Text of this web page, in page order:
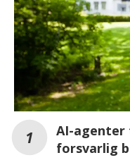
AI-
forsvarlig